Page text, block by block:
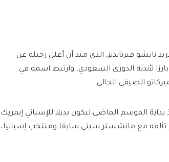
ناتشو فيرنانديز، الذي منذ أن أعلن رحيله عن
لأندية الدوري السعودي، وارتبط اسمه في
الصيفي الحالي.
الموسم الماضي ليكون بديلا للإسباني إيمريك
تألقه مع مانشستر سيتي سابقا ومنتخب إسبانيا،